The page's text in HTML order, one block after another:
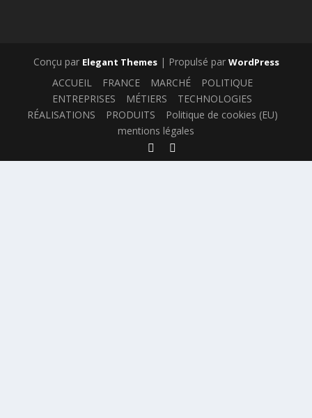
Conçu par Elegant Themes| Propulsé par WordPress
ACCUEIL FRANCE MARCHÉ
POLITIQUE
ENTREPRISES
MÉTIERS
TECHNOLOGIES
RÉALISATIONS
PRODUITS
Politique de cookies (EU)
mentions légales